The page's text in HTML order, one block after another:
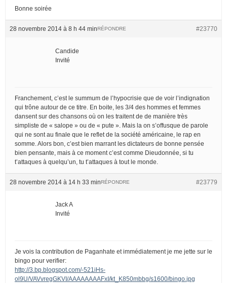
Bonne soirée
28 novembre 2014 à 8 h 44 min #23770
RÉPONDRE
Candide
Invité
Franchement, c’est le summum de l’hypocrisie que de voir l’indignation
qui trône autour de ce titre. En boite, les 3/4 des hommes et femmes
dansent sur des chansons où on les traitent de de manière très
simpliste de « salope » ou de « pute ». Mais la on s’offusque de parole
qui ne sont au finale que le reflet de la société américaine, le rap en
somme. Alors bon, c’est bien marrant les dictateurs de bonne pensée
bien pensante, mais à ce moment c’est comme Dieudonnée, si tu
t’attaques à quelqu’un, tu t’attaques à tout le monde.
28 novembre 2014 à 14 h 33 min #23779
RÉPONDRE
Jack A
Invité
Je vois la contribution de Paganhate et immédiatement je me jette sur le
bingo pour verifier:
http://3.bp.blogspot.com/-521iHs-
ol9U/VAVvregGKVI/AAAAAAAAFxI/kt_K850mbbg/s1600/bingo.jpg